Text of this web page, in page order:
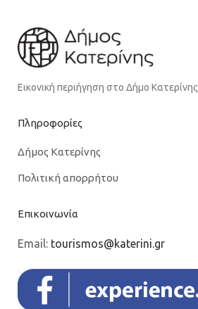
Εικονική περιήγηση στο Δήμο Κατερίνης
Πληροφορίες
Δήμος Κατερίνης
Πολιτική απορρήτου
Επικοινωνία
Email: tourismos@katerini.gr